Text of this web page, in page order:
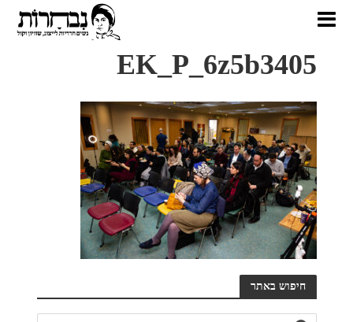
EK_P_6z5b3405
חיפוש באתר